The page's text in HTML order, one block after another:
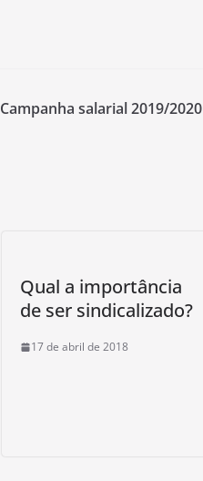
Campanha salarial 2019/2020
Qual a importância
de ser sindicalizado?
17 de abril de 2018